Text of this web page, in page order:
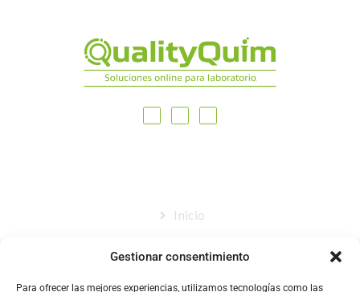
Gestionar consentimiento
Para ofrecer las mejores experiencias, utilizamos tecnologías como las
Inicio